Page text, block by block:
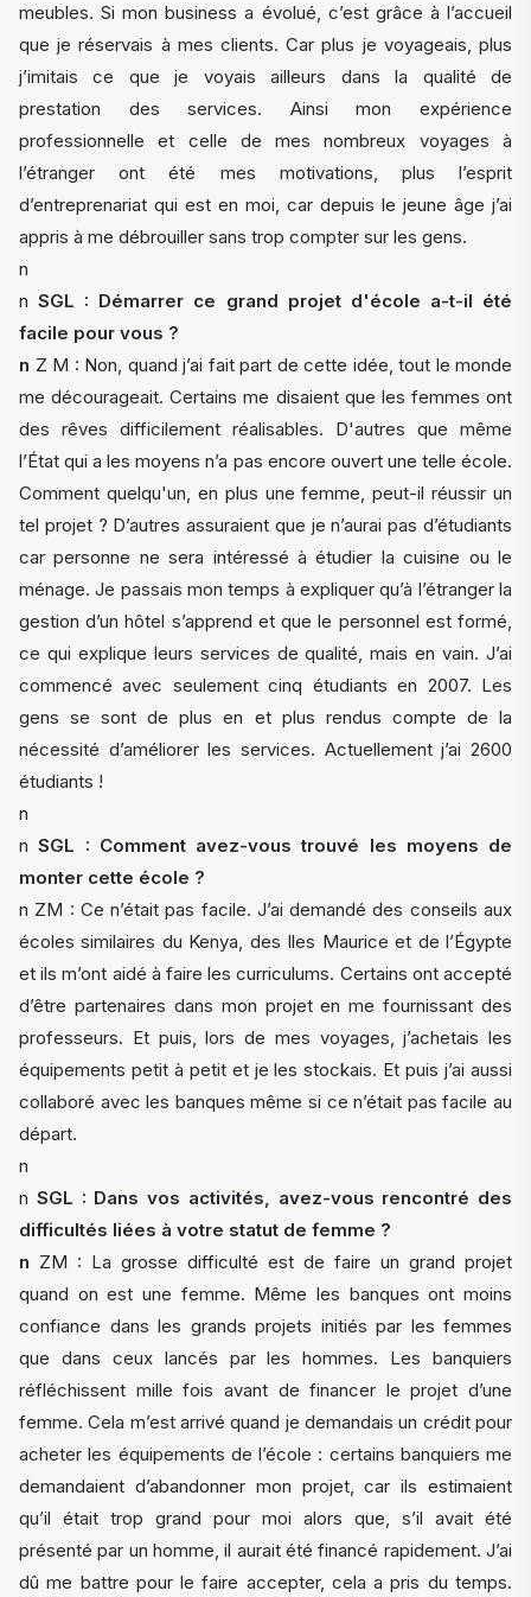
meubles. Si mon business a évolué, c’est grâce à l’accueil
que je réservais à mes clients. Car plus je voyageais, plus
j’imitais ce que je voyais ailleurs dans la qualité de
prestation des services. Ainsi mon expérience
professionnelle et celle de mes nombreux voyages à
l’étranger ont été mes motivations, plus l’esprit
d’entreprenariat qui est en moi, car depuis le jeune âge j’ai
appris à me débrouiller sans trop compter sur les gens.
n
nSGL : Démarrer ce grand projet d'école a-t-il été
facile pour vous ?
n Z M : Non, quand j’ai fait part de cette idée, tout le monde
me décourageait. Certains me disaient que les femmes ont
des rêves difficilement réalisables. D'autres que même
l’État qui a les moyens n’a pas encore ouvert une telle école.
Comment quelqu'un, en plus une femme, peut-il réussir un
tel projet ? D’autres assuraient que je n’aurai pas d’étudiants
car personne ne sera intéressé à étudier la cuisine ou le
ménage. Je passais mon temps à expliquer qu’à l’étranger la
gestion d’un hôtel s’apprend et que le personnel est formé,
ce qui explique leurs services de qualité, mais en vain. J’ai
commencé avec seulement cinq étudiants en 2007. Les
gens se sont de plus en et plus rendus compte de la
nécessité d’améliorer les services. Actuellement j’ai 2600
étudiants !
n
nSGL : Comment avez-vous trouvé les moyens de
monter cette école ?
n ZM : Ce n’était pas facile. J’ai demandé des conseils aux
écoles similaires du Kenya, des Iles Maurice et de l’Égypte
et ils m’ont aidé à faire les curriculums. Certains ont accepté
d’être partenaires dans mon projet en me fournissant des
professeurs. Et puis, lors de mes voyages, j’achetais les
équipements petit à petit et je les stockais. Et puis j’ai aussi
collaboré avec les banques même si ce n’était pas facile au
départ.
n
n SGL : Dans vos activités, avez-vous rencontré des
difficultés liées à votre statut de femme ?
n ZM : La grosse difficulté est de faire un grand projet
quand on est une femme. Même les banques ont moins
confiance dans les grands projets initiés par les femmes
que dans ceux lancés par les hommes. Les banquiers
réfléchissent mille fois avant de financer le projet d’une
femme. Cela m’est arrivé quand je demandais un crédit pour
acheter les équipements de l’école : certains banquiers me
demandaient d’abandonner mon projet, car ils estimaient
qu’il était trop grand pour moi alors que, s’il avait été
présenté par un homme, il aurait été financé rapidement. J’ai
dû me battre pour le faire accepter, cela a pris du temps.